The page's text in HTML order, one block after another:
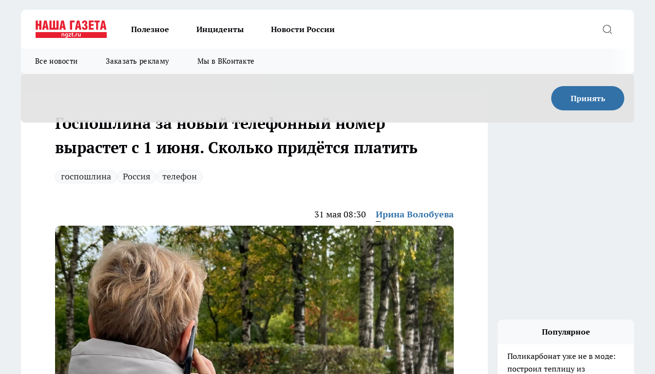
Полезное Инциденты Новости России
Все новости Заказать рекламу Мы в ВКонтакте
Принять
Госпошлина за новый телефонный номер
вырастет с 1 июня. Сколько придётся платить
госпошлина Россия телефон
31 мая 08:30 Ирина Волобуева
Популярное
Поликарбонат уже не в моде:
построил теплицу из